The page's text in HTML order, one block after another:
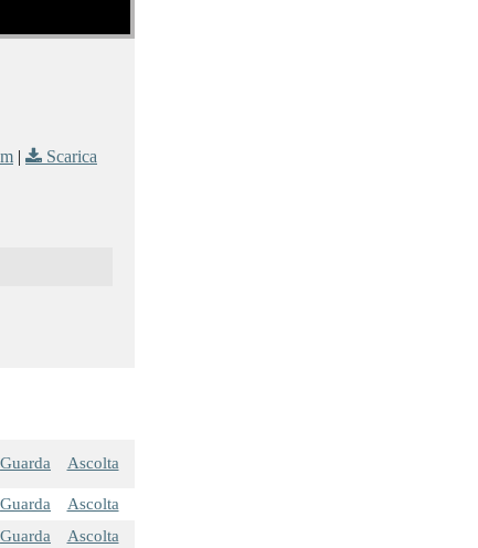
|
Scarica
Guarda Ascolta
Guarda
Ascolta
Guarda Ascolta